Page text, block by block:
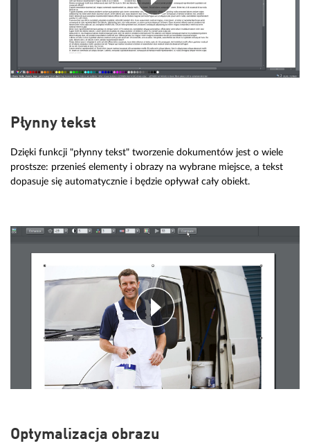
Płynny tekst
Dzięki funkcji "płynny tekst" tworzenie dokumentów jest o wiele
prostsze: przenieś elementy i obrazy na wybrane miejsce, a tekst
dopasuje się automatycznie i będzie opływał cały obiekt.
Optymalizacja obrazu